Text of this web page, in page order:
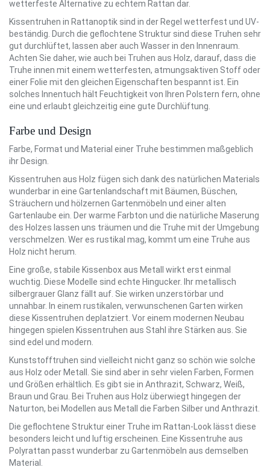
wetterfeste Alternative zu echtem Rattan dar.
Kissentruhen in Rattanoptik sind in der Regel wetterfest und UV-
beständig. Durch die geflochtene Struktur sind diese Truhen sehr
gut durchlüftet, lassen aber auch Wasser in den Innenraum.
Achten Sie daher, wie auch bei Truhen aus Holz, darauf, dass die
Truhe innen mit einem wetterfesten, atmungsaktiven Stoff oder
einer Folie mit den gleichen Eigenschaften bespannt ist. Ein
solches Innentuch hält Feuchtigkeit von Ihren Polstern fern, ohne
eine und erlaubt gleichzeitig eine gute Durchlüftung.
Farbe und Design
Farbe, Format und Material einer Truhe bestimmen maßgeblich
ihr Design.
Kissentruhen aus Holz fügen sich dank des natürlichen Materials
wunderbar in eine Gartenlandschaft mit Bäumen, Büschen,
Sträuchern und hölzernen Gartenmöbeln und einer alten
Gartenlaube ein. Der warme Farbton und die natürliche Maserung
des Holzes lassen uns träumen und die Truhe mit der Umgebung
verschmelzen. Wer es rustikal mag, kommt um eine Truhe aus
Holz nicht herum.
Eine große, stabile Kissenbox aus Metall wirkt erst einmal
wuchtig. Diese Modelle sind echte Hingucker. Ihr metallisch
silbergrauer Glanz fällt auf. Sie wirken unzerstörbar und
unnahbar. In einem rustikalen, verwunschenen Garten wirken
diese Kissentruhen deplatziert. Vor einem modernen Neubau
hingegen spielen Kissentruhen aus Stahl ihre Stärken aus. Sie
sind edel und modern.
Kunststofftruhen sind vielleicht nicht ganz so schön wie solche
aus Holz oder Metall. Sie sind aber in sehr vielen Farben, Formen
und Größen erhältlich. Es gibt sie in Anthrazit, Schwarz, Weiß,
Braun und Grau. Bei Truhen aus Holz überwiegt hingegen der
Naturton, bei Modellen aus Metall die Farben Silber und Anthrazit.
Die geflochtene Struktur einer Truhe im Rattan-Look lässt diese
besonders leicht und luftig erscheinen. Eine Kissentruhe aus
Polyrattan passt wunderbar zu Gartenmöbeln aus demselben
Material.